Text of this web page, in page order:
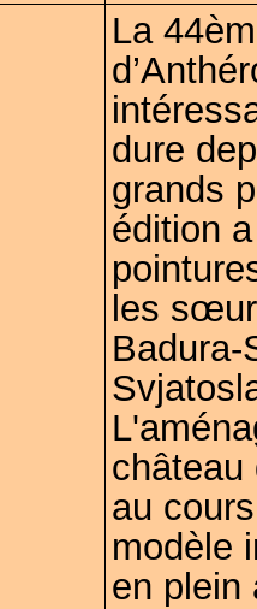
La
dure
grands
édition
les
Badura-
château
au
modèle
en plein